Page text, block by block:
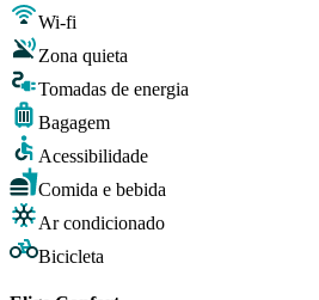
Wi-fi
Zona quieta
Tomadas de energia
Bagagem
Acessibilidade
Comida e bebida
Ar condicionado
Bicicleta